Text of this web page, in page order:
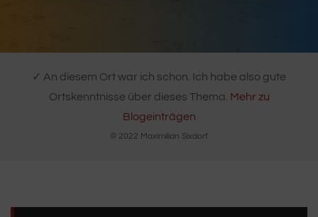
✓ An diesem Ort war ich schon. Ich habe also gute
Ortskenntnisse über dieses Thema. Mehr zu
Blogeinträgen
© 2022 Maximilian Sixdorf